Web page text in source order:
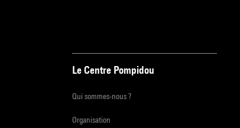
Le Centre Pompidou
Qui sommes-nous ?
Organisation